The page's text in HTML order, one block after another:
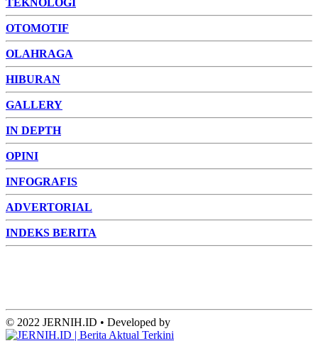
TEKNOLOGI
OTOMOTIF
OLAHRAGA
HIBURAN
GALLERY
IN DEPTH
OPINI
INFOGRAFIS
ADVERTORIAL
INDEKS BERITA
© 2022 JERNIH.ID • Developed by